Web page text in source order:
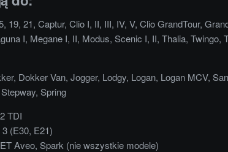
19, 21, Captur, Clio I, II, III, IV, V, Clio GrandTour,
I, Megane I, II, Modus, Scenic I, II, Thalia, Twingo,
Dokker Van, Jogger, Lodgy, Logan, Logan MCV,
Spring
TDI
(E30, E21)
Aveo, Spark (nie wszystkie modele)